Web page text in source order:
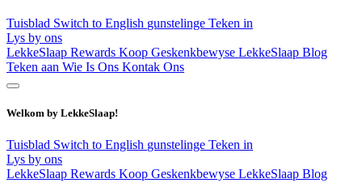
Tuisblad Switch to English gunstelinge Teken in
Lys by ons
LekkeSlaap Rewards Koop Geskenkbewyse LekkeSlaap Blog
Teken aan Wie Is Ons Kontak Ons
Welkom by LekkeSlaap!
Tuisblad Switch to English gunstelinge Teken in
Lys by ons
LekkeSlaap Rewards Koop Geskenkbewyse LekkeSlaap Blog